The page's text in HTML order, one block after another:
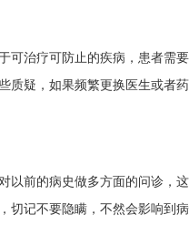
治疗可防止的疾病，患者需
质疑，如果频繁更换医生或者
前的病史做多方面的问诊，
记不要隐瞒，不然会影响到